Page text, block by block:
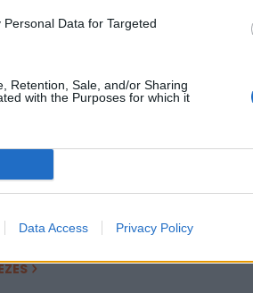
Data for Targeted
Retention, Sale, and/or Sharing
with the Purposes for which it
Data Access Privacy Policy
tartozik, melynek olvasása